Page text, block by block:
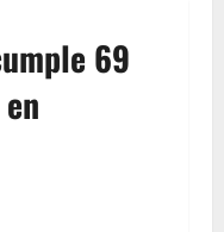
69